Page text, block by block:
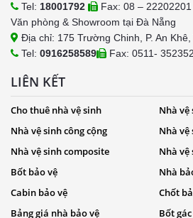
Tel: 18001792
Fax: 08 – 22202201
Văn phòng & Showroom tại Đà Nẵng
Địa chỉ: 175 Trường Chinh, P. An
Tel: 0916258589 Fax: 0511-
LIÊN KẾT
Cho thuê nhà vệ sinh
Nhà vệ
Nhà vệ sinh công cộng
Nhà
Nhà vệ sinh composite
Nhà
Bốt bảo vệ
Nhà
Cabin bảo vệ
Chốt
Bảng giá nhà bảo vệ
Bốt